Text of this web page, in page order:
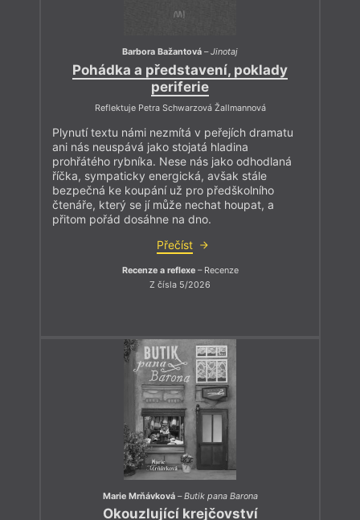
Barbora Bažantová –Jinotaj
Pohádka a představení, poklady
periferie
Reflektuje Petra Schwarzová Žallmannová
Plynutí textu námi nezmítá v peřejích dramatu
ani nás neuspává jako stojatá hladina
prohřátého rybníka. Nese nás jako odhodlaná
říčka, sympaticky energická, avšak stále
bezpečná ke koupání už pro předškolního
čtenáře, který se jí může nechat houpat, a
přitom pořád dosáhne na dno.
Přečíst
Recenze a reflexe– Recenze
Z čísla 5/2026
Marie Mrňávková–Butik pana Barona
Okouzlující krejčovství